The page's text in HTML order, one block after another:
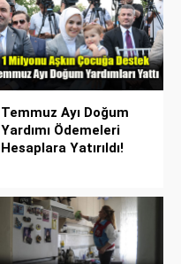
Temmuz Ayı Doğum
Yardımı Ödemeleri
Hesaplara Yatırıldı!